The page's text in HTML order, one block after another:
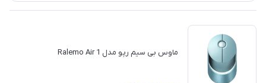
ماوس بی سیم رپو مدل Ralemo Air 1